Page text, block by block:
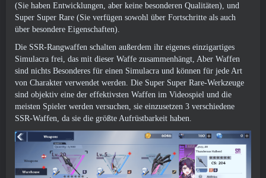
(Sie haben Entwicklungen, aber keine besonderen Qualitäten), und
Super Super Rare (Sie verfügen sowohl über Fortschritte als auch
über besondere Eigenschaften).
Die SSR-Rangwaffen schalten außerdem ihr eigenes einzigartiges
Simulacra frei, das mit dieser Waffe zusammenhängt, Aber Waffen
sind nichts Besonderes für einen Simulacra und können für jede Art
von Charakter verwendet werden. Die Super Super Rare-Werkzeuge
sind objektiv eine der effektivsten Waffen im Videospiel und die
meisten Spieler werden versuchen, sie einzusetzen 3 verschiedene
SSR-Waffen, da sie die größte Aufrüstbarkeit haben.